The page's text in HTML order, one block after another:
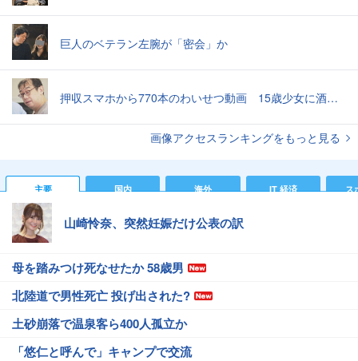
巨人のベテラン左腕が「密会」か
押収スマホから770本のわいせつ動画 15歳少女に酒と薬飲ませ性的暴行か 54歳男を再逮捕 「薬もありますよ」とSNSで誘い出し
画像アクセスランキングをもっと見る
主要 国内 海外 IT 経済 ス
山崎怜奈、突然妊娠だけ公表の訳
母を踏みつけ死なせたか 58歳男
北陸道で男性死亡 投げ出された?
土砂崩落で温泉客ら400人孤立か
「悠仁と呼んで」キャンプで交流